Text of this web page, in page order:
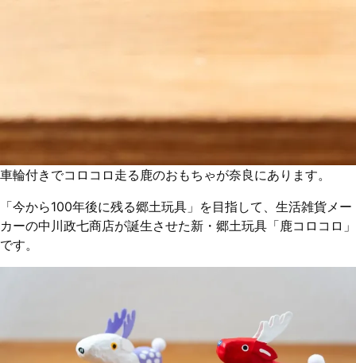
車輪付きでコロコロ走る鹿のおもちゃが奈良にあります。
「今から100年後に残る郷土玩具」を目指して、生活雑貨メー
カーの中川政七商店が誕生させた新・郷土玩具「鹿コロコロ」
です。